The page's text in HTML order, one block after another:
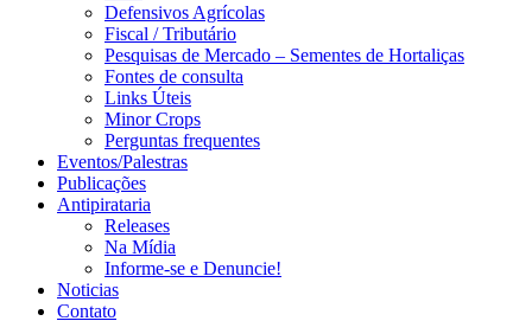
Defensivos Agrícolas
Fiscal / Tributário
Pesquisas de Mercado – Sementes de Hortaliças
Fontes de consulta
Links Úteis
Minor Crops
Perguntas frequentes
Eventos/Palestras
Publicações
Antipirataria
Releases
Na Mídia
Informe-se e Denuncie!
Noticias
Contato